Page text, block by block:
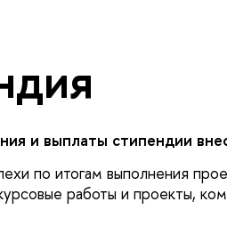
и выплаты стипендии
по итогам выполнения
работы и проекты,